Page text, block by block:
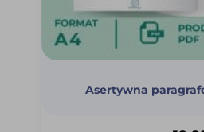
Asertywna